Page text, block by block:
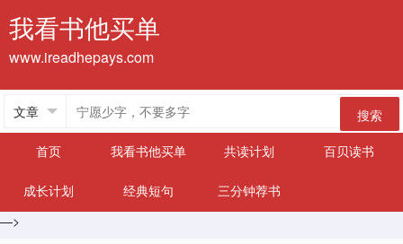
我看书他买单
www.ireadhepays.com
搜索
首页
我看书他买单 共读计划 百贝读书
成长计划 经典短句
三分钟荐书
—>